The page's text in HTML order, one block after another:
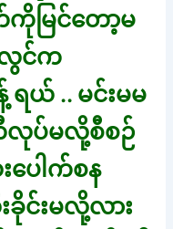
မြင်တော့မ
လွင်က
ရယ် .. မင်းမမ
ပ်မလို့စီစဉ်
ေါက်စန
င်းမလို့လား